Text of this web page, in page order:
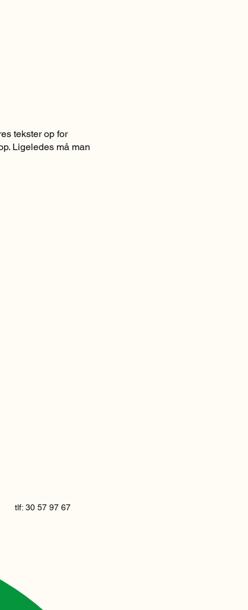
tekster op for
Ligeledes må man
tlf: 30 57 97 67